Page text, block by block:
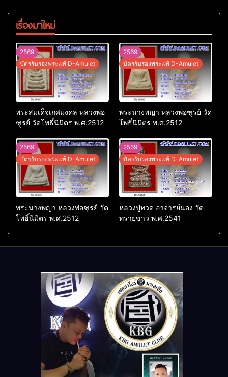
เรื่องมาใหม่
2569
บัตรรับรองพระแท้ D-Amulet
พระสมเด็จเกศมงคล หลวงพ่อ
ฑูรย์ วัดโพธิ์นิมิตร พ.ศ.2512
2569
บัตรรับรองพระแท้ D-Amulet
พระนางพญา หลวงพ่อฑูรย์ วัด
โพธิ์นิมิตร พ.ศ.2512
2569
บัตรรับรองพระแท้ D-Amulet
พระนางพญา หลวงพ่อฑูรย์ วัด
โพธิ์นิมิตร พ.ศ.2512
2569
บัตรรับรองพระแท้ D-Amulet
หลวงปู่ทวด อาจารย์นอง วัด
ทรายขาว พ.ศ.2541